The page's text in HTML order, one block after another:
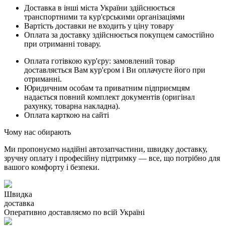
Доставка в інші міста України здійснюється
транспортними та кур'єрськими організаціями
Вартість доставки не входить у ціну товару
Оплата за доставку здійснюється покупцем самостійно
при отриманні товару.
Оплата готівкою кур'єру: замовлений товар
доставляється Вам кур'єром і Ви оплачуєте його при
отриманні.
Юридичним особам та приватним підприємцям
надається повний комплект документів (оригінал
рахунку, товарна накладна).
Оплата карткою на сайті
Чому нас обирають
Ми пропонуємо надійні автозапчастини, швидку доставку,
зручну оплату і професійну підтримку — все, що потрібно для
вашого комфорту і безпеки.
Швидка
доставка
Оперативно доставляємо по всій Україні